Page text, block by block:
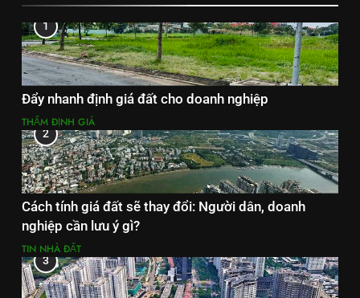
1
Đẩy nhanh định giá đất cho doanh nghiệp
THẨM ĐỊNH GIÁ
2
Cách tính giá đất sẽ thay đổi: Người dân, doanh
nghiệp cần lưu ý gì?
TIN NHÀ ĐẤT
3